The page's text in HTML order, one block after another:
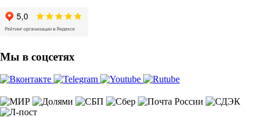
Мы в соцсетях